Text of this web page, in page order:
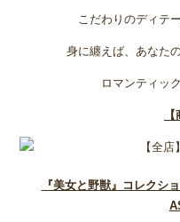
こだわりのディテ
身に纏えば、あなた
ロマンティッ
『美女と野獣』コレクシ